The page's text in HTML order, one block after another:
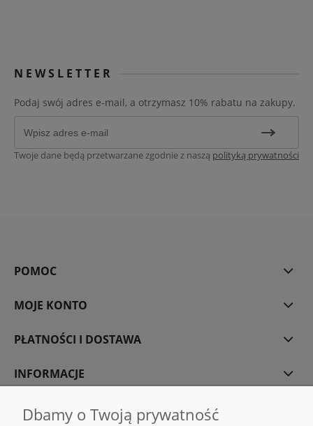
NEWSLETTER
Podaj swój adres e-mail, a otrzymasz 10% rabatu na zakupy.
Twoje dane będą przetwarzane zgodnie z naszą polityką prywatności
POMOC
MOJE KONTO
PŁATNOŚCI I DOSTAWA
INFORMACJE
O NAS
Dbamy o Twoją prywatność